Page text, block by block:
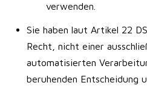
verwenden.
Sie haben laut Artikel 22
Recht, nicht einer
automatisierten
beruhenden Entscheidung